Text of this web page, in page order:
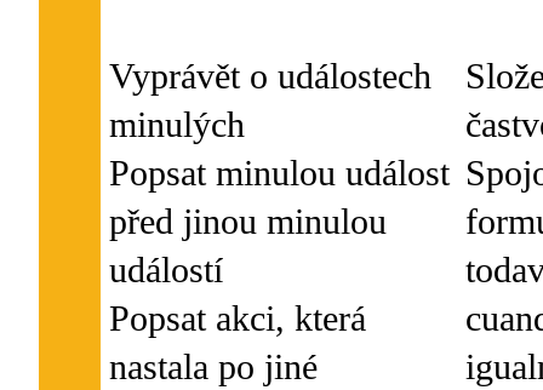
Vyprávět o událostech
minulých
Popsat minulou událost
před jinou minulou
událostí
Popsat akci, která
nastala po jiné